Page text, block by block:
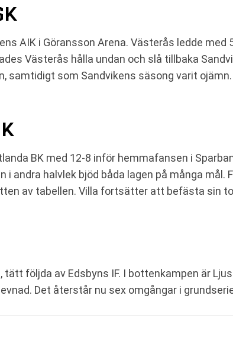
AIK i Göransson Arena. Västerås ledde med
Västerås hålla undan och slå tillbaka
samtidigt som Sandvikens säsong varit ojämn.
BK med 12-8 inför hemmafansen i
andra halvlek bjöd båda lagen på många mål.
av tabellen. Villa fortsätter att befästa sin
följda av Edsbyns IF. I bottenkampen är
Det återstår nu sex omgångar i